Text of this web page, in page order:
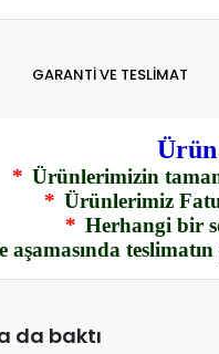
GARANTİ VE TESLİMAT
* Ürünlerimizin
* Ürünlerimiz
* Herhangi bir
aşamasında
da baktı